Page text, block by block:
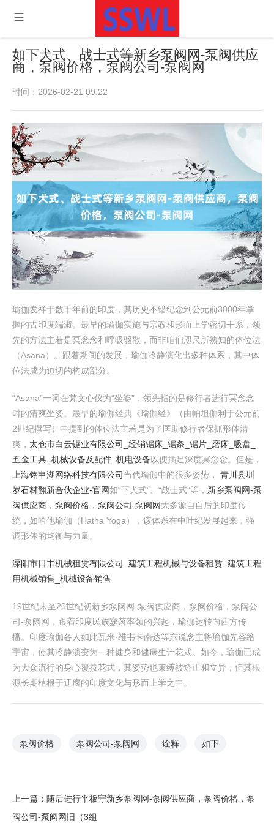
如下犬式、战士式等 新乡泵阀网-泵阀供应
商，泵阀价格，泵阀公司-泵阀网
时间：2026-02-21 09:22
瑜伽发祥于数千年前的印度，其历史不错纪念到公元前3000年掌
握的古印度端淑。最早的瑜伽实施与宗教和形而上学密切干系，领
先的方法主若是冥念念和呼吸驱散，而非咱们咫尺所熟知的体位法
（Asana）。跟着期间的发展，瑜伽冷静演化出多种体系，其中体
位法成为迫切的构成部分。
“Asana”一词在梵文心仪为“坐姿”，领先指的是修行者进行冥念念
时的清爽坐姿。最早的瑜伽经典《瑜伽经》（由帕坦伽利于公元前
2世纪撰写）中提到的体位法主若是为了匡助修行者保抓形体清
爽， 太仓市白云锯业有限公司_经销锯床_锯条_锯片_磨床_吸盘_
五金工具_机械设备及配件_机电设备 以便插足深度冥念念。但是，
上海铭申湖网络科技有限公司 当代瑜伽中的很多姿势， 青川县圳
岁石材翻新合伙企业-官网如“下犬式”、“战士式”等， 新乡泵阀网-泵
阀供应商，泵阀价格，泵阀公司-泵阀网大多源自自后的印度传
统，如哈他瑜伽（Hatha Yoga），该体系在中叶纪发展起来，强
调形体的均衡与力量。
溧阳市日丰机械租赁有限公司_建筑工程机械与设备租赁_建筑工程
用机械销售_机械设备销售
19世纪末至20世纪初 新乡泵阀网-泵阀供应商，泵阀价格，泵阀公
司-泵阀网 ，跟着印度民族寥落率领的兴起，瑜伽运转向西方传
播。印度瑜伽各人如此瓦米·维韦卡南达等东说念主将瑜伽先容给
宇宙，使其冷静演变为一种健身和健康生计花式。如今，瑜伽已成
为大众流行的身心覆按花式，其姿势也束缚被矫正和立异，但其根
源长期植根于迂腐的印度文化与形而上学之中。
泵阀价格 泵阀公司-泵阀网 诠释 如下
上一篇： 随后进行平板守 新乡泵阀网-泵阀供应商，泵阀价格，泵
阀公司-泵阀网 旧（3组